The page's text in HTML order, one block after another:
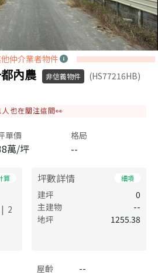
仲介業者物件
內農 非信義物件
(HS77216HB)
人也在關注這間👀
單價
萬/坪
格局
--
算
| 2
坪數詳情 細項
建坪
0
主建物
--
地坪
1255.38
屋齡
--